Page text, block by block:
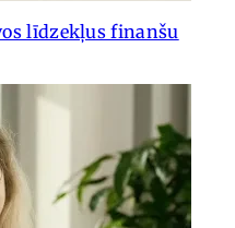
līdzekļus finanšu